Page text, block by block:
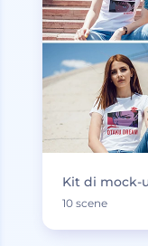
Kit di mock-
10 scene